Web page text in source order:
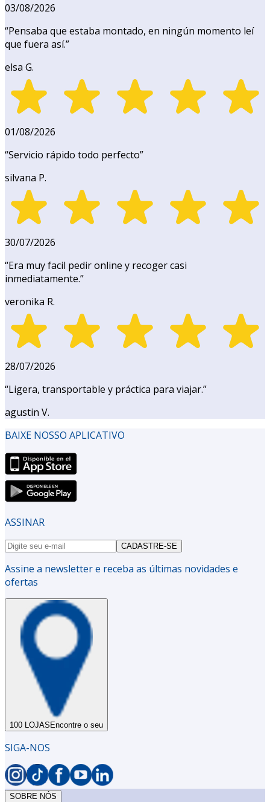
03/08/2026
“Pensaba que estaba montado, en ningún momento leí
que fuera así.”
elsa G.
01/08/2026
“Servicio rápido todo perfecto”
silvana P.
30/07/2026
“Era muy facil pedir online y recoger casi
inmediatamente.”
veronika R.
28/07/2026
“Ligera, transportable y práctica para viajar.”
agustin V.
BAIXE NOSSO APLICATIVO
ASSINAR
CADASTRE-SE
Assine a newsletter e receba as últimas novidades e
ofertas
100 LOJAS Encontre o seu
SIGA-NOS
SOBRE NÓS